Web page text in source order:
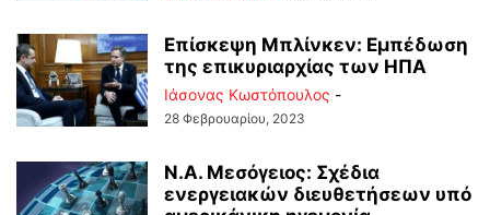
Επίσκεψη Μπλίνκεν: Εμπέδωση
της επικυριαρχίας των ΗΠΑ
Ιάσονας Κωστόπουλος -
28 Φεβρουαρίου, 2023
Ν.Α. Μεσόγειος: Σχέδια
ενεργειακών διευθετήσεων υπό